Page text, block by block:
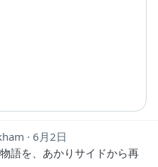
6月2日
語を、あかりサイドから再